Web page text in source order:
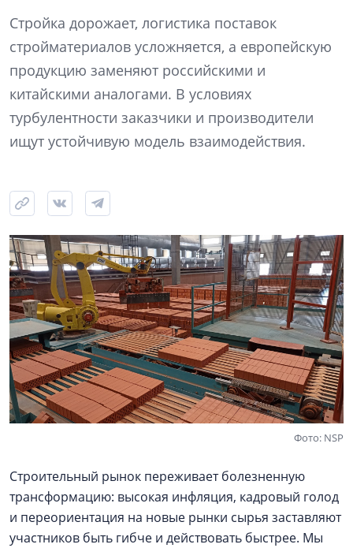
Стройка дорожает, логистика поставок
стройматериалов усложняется, а европейскую
продукцию заменяют российскими и
китайскими аналогами. В условиях
турбулентности заказчики и производители
ищут устойчивую модель взаимодействия.
Фото: NSP
Строительный рынок переживает болезненную
трансформацию: высокая инфляция, кадровый голод
и переориентация на новые рынки сырья заставляют
участников быть гибче и действовать быстрее. Мы